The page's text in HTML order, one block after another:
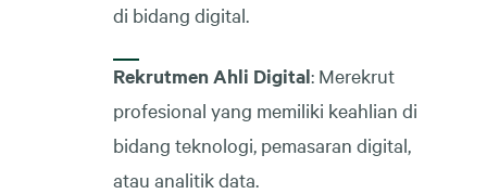
di bidang digital.
Rekrutmen Ahli Digital: Merekrut
profesional yang memiliki keahlian di
bidang teknologi, pemasaran digital,
atau analitik data.